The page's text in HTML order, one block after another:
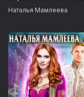
Наталья Мамлеева